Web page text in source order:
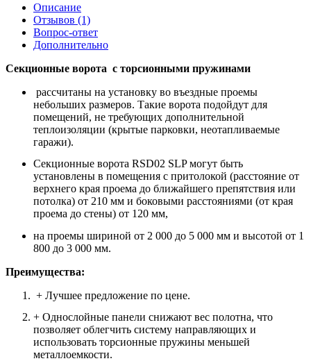
Описание
Отзывов (1)
Вопрос-ответ
Дополнительно
Секционные ворота с торсионными пружинами
рассчитаны на установку во въездные проемы
небольших размеров. Такие ворота подойдут для
помещений, не требующих дополнительной
теплоизоляции (крытые парковки, неотапливаемые
гаражи).
Секционные ворота RSD02 SLP могут быть
установлены в помещения с притолокой (расстояние от
верхнего края проема до ближайшего препятствия или
потолка) от 210 мм и боковыми расстояниями (от края
проема до стены) от 120 мм,
на проемы шириной от 2 000 до 5 000 мм и высотой от 1
800 до 3 000 мм.
Преимущества:
+ Лучшее предложение по цене.
+ Однослойные панели снижают вес полотна, что
позволяет облегчить систему направляющих и
использовать торсионные пружины меньшей
металлоемкости.